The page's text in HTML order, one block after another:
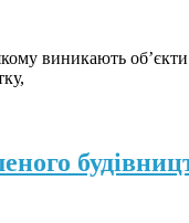
виникають об’єкти